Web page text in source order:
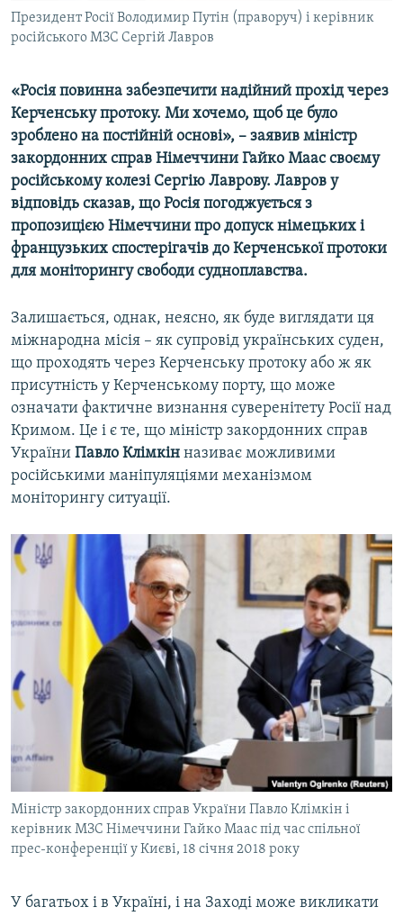
Президент Росії Володимир Путін (праворуч) і керівник
російського МЗС Сергій Лавров
«Росія повинна забезпечити надійний прохід через
Керченську протоку. Ми хочемо, щоб це було
зроблено на постійній основі», – заявив міністр
закордонних справ Німеччини Гайко Маас своєму
російському колезі Сергію Лаврову. Лавров у
відповідь сказав, що Росія погоджується з
пропозицією Німеччини про допуск німецьких і
французьких спостерігачів до Керченської протоки
для моніторингу свободи судноплавства.
Залишається, однак, неясно, як буде виглядати ця
міжнародна місія – як супровід українських суден,
що проходять через Керченську протоку або ж як
присутність у Керченському порту, що може
означати фактичне визнання суверенітету Росії над
Кримом. Це і є те, що міністр закордонних справ
України Павло Клімкін називає можливими
російськими маніпуляціями механізмом
моніторингу ситуації.
Міністр закордонних справ України Павло Клімкін і
керівник МЗС Німеччини Гайко Маас під час спільної
прес-конференції у Києві, 18 січня 2018 року
У багатьох і в Україні, і на Заході може викликати